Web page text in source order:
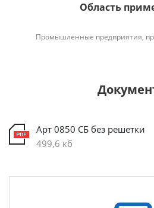
Область
Промышленные предприятия,
Арт 0850 СБ без решетки
499,6 кб